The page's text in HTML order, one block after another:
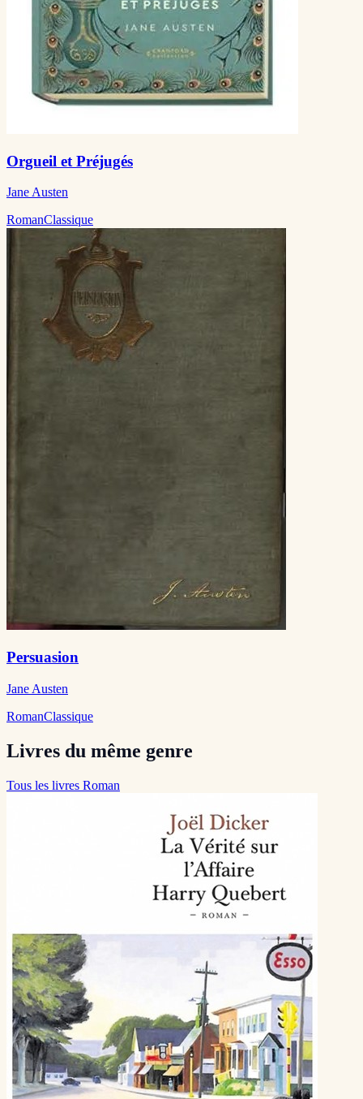
Orgueil et Préjugés
Jane Austen
RomanClassique
Persuasion
Jane Austen
RomanClassique
Livres du même genre
Tous les livres Roman